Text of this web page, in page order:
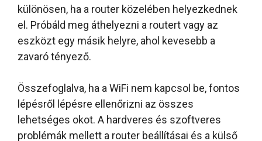
különösen, ha a router közelében helyezkednek
el. Próbáld meg áthelyezni a routert vagy az
eszközt egy másik helyre, ahol kevesebb a
zavaró tényező.
Összefoglalva, ha a WiFi nem kapcsol be, fontos
lépésről lépésre ellenőrizni az összes
lehetséges okot. A hardveres és szoftveres
problémák mellett a router beállításai és a külső